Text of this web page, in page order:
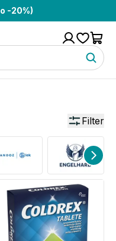
-20%)
Filter